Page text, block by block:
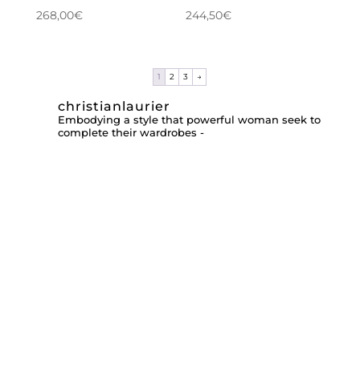
268,00€ 244,50€
1 2 3 →
christianlaurier
Embodying a style that powerful woman seek to
complete their wardrobes -